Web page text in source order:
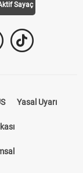
Sayaç
Yasal Uyarı